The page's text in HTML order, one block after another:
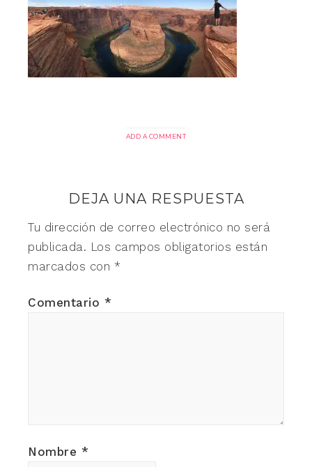
ADD A COMMENT
DEJA UNA RESPUESTA
Tu dirección de correo electrónico no será
publicada. Los campos obligatorios están
marcados con *
Comentario *
Nombre *